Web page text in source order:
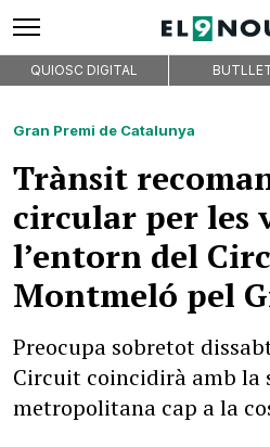
QUIOSC DIGITAL
Gran Premi de Catalunya
Trànsit
circular per les
l’entorn del
Montmeló pel
Preocupa sobretot
Circuit coincidirà amb la
metropolitana cap a la